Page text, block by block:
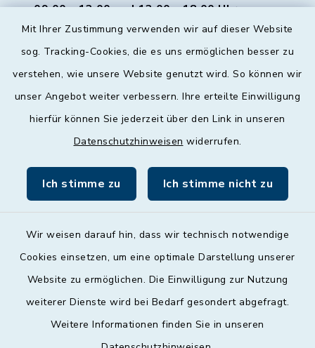
Mit Ihrer Zustimmung verwenden wir auf dieser Website
sog. Tracking-Cookies, die es uns ermöglichen besser zu
verstehen, wie unsere Website genutzt wird. So können wir
unser Angebot weiter verbessern. Ihre erteilte Einwilligung
hierfür können Sie jederzeit über den Link in unseren
Datenschutzhinweisen widerrufen.
Ich stimme zu Ich stimme nicht zu
Wir weisen darauf hin, dass wir technisch notwendige
Cookies einsetzen, um eine optimale Darstellung unserer
Website zu ermöglichen. Die Einwilligung zur Nutzung
weiterer Dienste wird bei Bedarf gesondert abgefragt.
Weitere Informationen finden Sie in unseren
09:00 - 12:00 und 13:00 - 18:00 Uhr
Donnerstag
09:00 - 12:00 und 13:00 - 18:00 Uhr
09:00 - 12:00 Uhr
Barrierefreiheit